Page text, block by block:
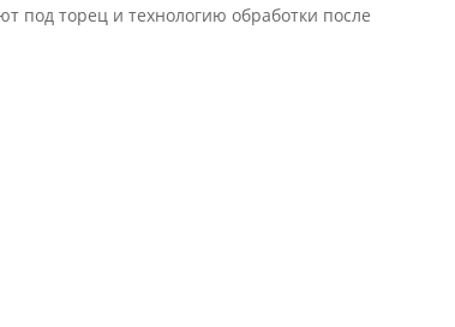
торец и технологию обработки после